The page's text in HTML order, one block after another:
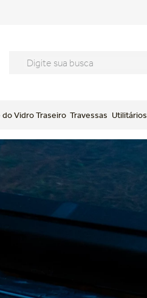
do Vidro Traseiro Travessas Utilitários